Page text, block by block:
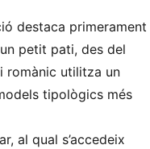
destaca primerament
petit pati, des del
romànic utilitza un
tipològics més
al qual s’accedeix